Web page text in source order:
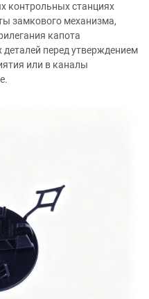
контрольных станциях
замкового механизма,
капота
деталей перед утверждением
или в каналы